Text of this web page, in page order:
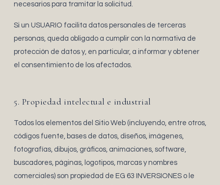
necesarios para tramitar la solicitud.
Si un USUARIO facilita datos personales de terceras
personas, queda obligado a cumplir con la normativa de
protección de datos y, en particular, a informar y obtener
el consentimiento de los afectados.
5. Propiedad intelectual e industrial
Todos los elementos del Sitio Web (incluyendo, entre otros,
códigos fuente, bases de datos, diseños, imágenes,
fotografías, dibujos, gráficos, animaciones, software,
buscadores, páginas, logotipos, marcas y nombres
comerciales) son propiedad de EG 63 INVERSIONES o le